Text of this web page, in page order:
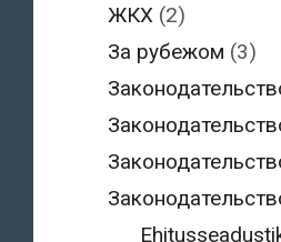
ЖКХ (2)
За рубежом (3)